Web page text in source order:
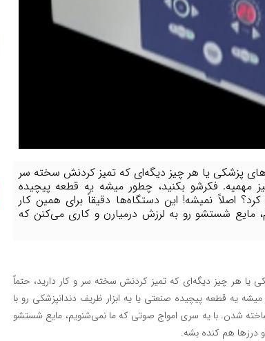
پزشکی یا هر چیز دیگه‌ای که تمیز کردنش سخته سر
مهمیه. فکرشو بکنید، چطور میشه یه قطعه پیچیده
اصلاً نمیشه! این دستگاه‌ها دقیقاً برای همین کار
شستشو رو به لرزش درمیارن و کاری می‌کنن که
یا هر چیز دیگه‌ای که تمیز کردنش سخته سر و کار دارید، حتماً
یه قطعه پیچیده صنعتی یا یه ابزار ظریف دندانپزشکی رو با
شدن. با یه سری امواج صوتی که ما نمی‌شنویم، مایع شستشو
درزها هم کنده بشه.